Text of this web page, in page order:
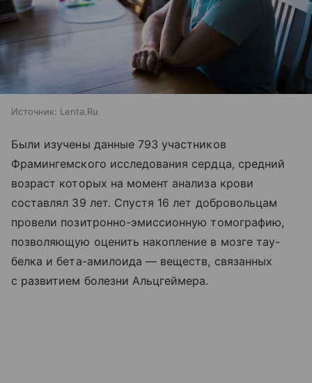
Источник: Lenta.Ru
Были изучены данные 793 участников
Фрамингемского исследования сердца, средний
возраст которых на момент анализа крови
составлял 39 лет. Спустя 16 лет добровольцам
провели позитронно-эмиссионную томографию,
позволяющую оценить накопление в мозге тау-
белка и бета-амилоида — веществ, связанных
с развитием болезни Альцгеймера.